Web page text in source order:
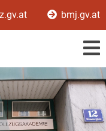
bmj.gv.at